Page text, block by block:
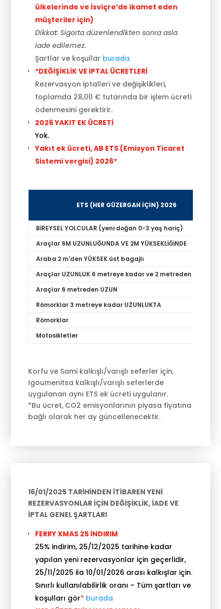
ülkelerinde ve İsviçre’de ikamet eden
müşteriler için)
Dikkat: Sigorta düzenlendikten sonra asla
iade edilemez.
Şartlar ve koşullar burada
*DEĞİŞİKLİK VE İPTAL ÜCRETLERİ
Rezervasyon iptalleri ve değişiklikleri,
toplamda 28,00 € tutarında bir işlem ücreti
ödenmesini gerektirir.
2026 YAKIT EK ÜCRETİ
Yok.
Yakıt ek ücreti, AB ETS (Emisyon Ticaret
Sistemi vergisi) 2026*
ETS (HER GÜZERGAH İÇİN) 2026
BİREYSEL YOLCULAR (yeni doğan 0-3 yaş hariç)
Araçlar 6M UZUNLUĞUNDA VE 2M YÜKSEKLİĞİNDE
Araba 2 m'den YÜKSEK üst bagajlı
Araçlar UZUNLUK 6 metreye kadar ve 2 metreden YÜKSEK
Araçlar 6 metreden UZUN
Römorklar 3 metreye kadar UZUNLUKTA
Römorklar
Motosikletler
Korfu ve Sami kalkışlı/varışlı seferler için,
Igoumenitsa kalkışlı/varışlı seferlerde
uygulanan aynı ETS ek ücreti uygulanır.
*Bu ücret, CO2 emisyonlarının piyasa fiyatına
bağlı olarak her ay güncellenecektir.
16/01/2025 TARİHİNDEN İTİBAREN YENİ
REZERVASYONLAR İÇİN DEĞİŞİKLİK, İADE VE
İPTAL GENEL ŞARTLARI
FERRY XMAS 25 İNDIRIM
25% indirim, 25/12/2025 tarihine kadar
yapılan yeni rezervasyonlar için geçerlidir,
25/11/2025 ila 10/01/2026 arası kalkışlar için.
Sınırlı kullanılabilirlik oranı – Tüm şartları ve
koşulları gör* burada